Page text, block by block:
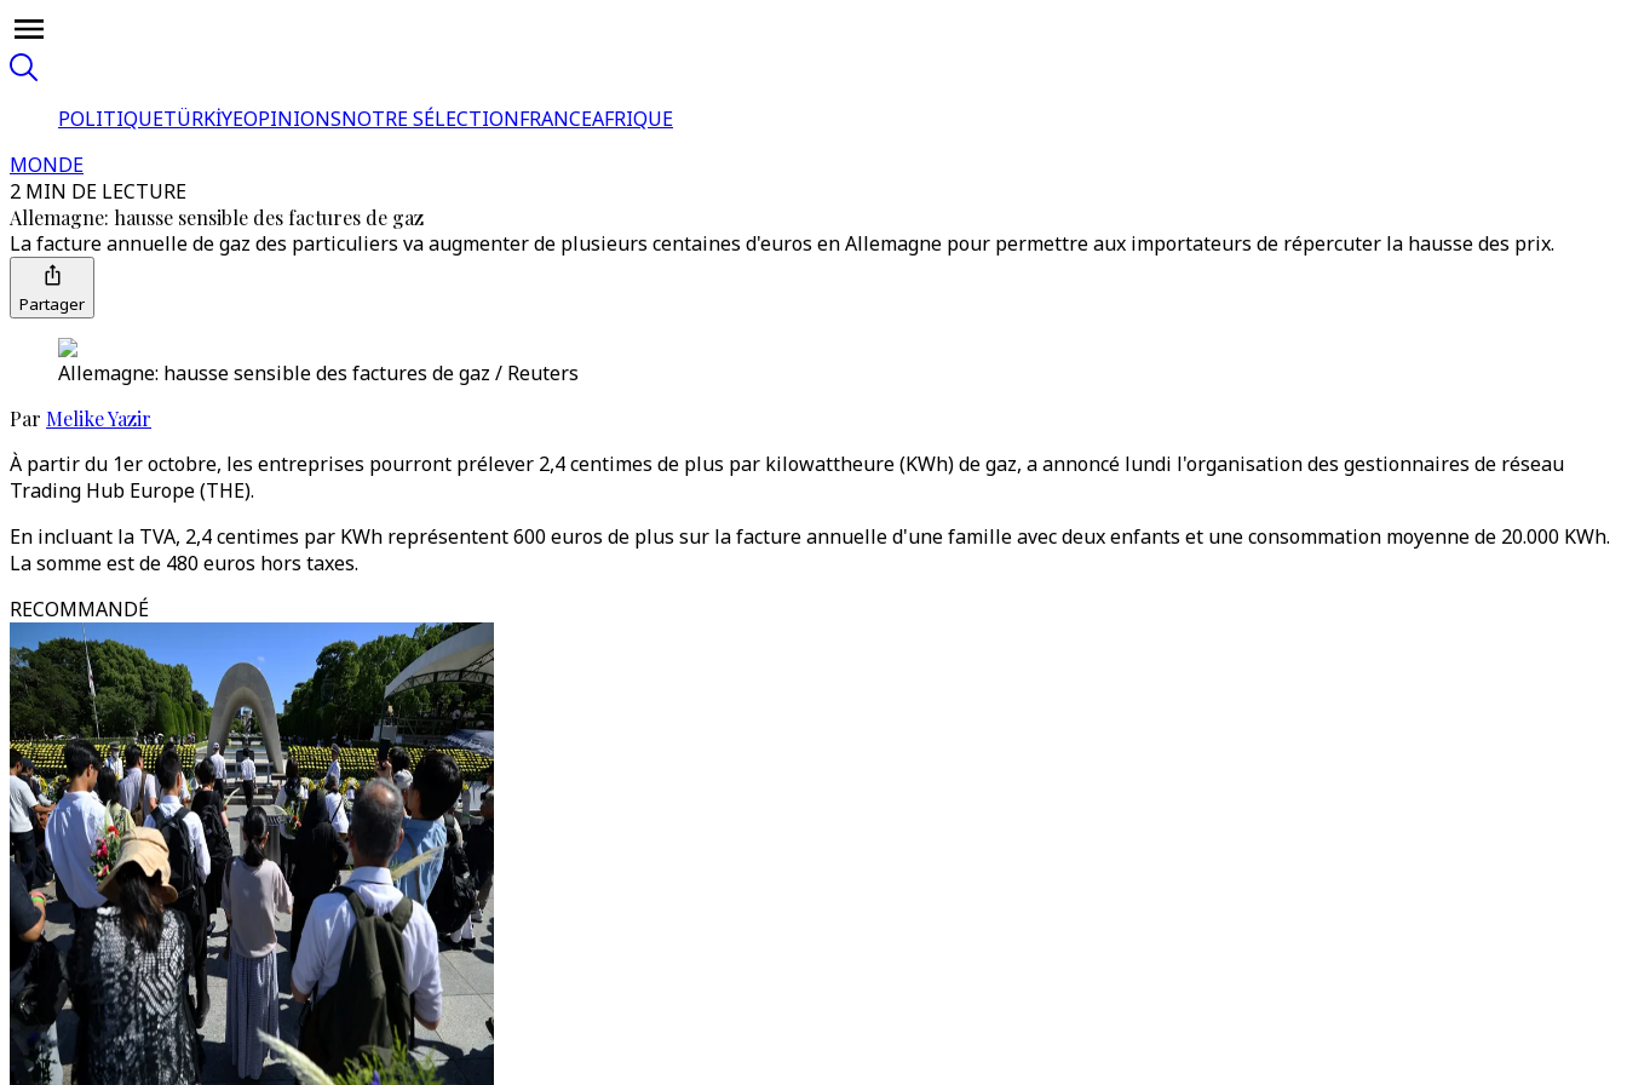
POLITIQUETÜRKİYEOPINIONSNOTRE SÉLECTIONFRANCEAFRIQUE
MONDE
2 MIN DE LECTURE
Allemagne: hausse sensible des factures de gaz
La facture annuelle de gaz des particuliers va augmenter de plusieurs centaines d'euros en Allemagne pour permettre aux importateurs de répercuter la hausse des prix.
Partager
Allemagne: hausse sensible des factures de gaz / Reuters
Par Melike Yazir
À partir du 1er octobre, les entreprises pourront prélever 2,4 centimes de plus par kilowattheure (KWh) de gaz, a annoncé lundi l'organisation des gestionnaires de réseau
Trading Hub Europe (THE).
En incluant la TVA, 2,4 centimes par KWh représentent 600 euros de plus sur la facture annuelle d'une famille avec deux enfants et une consommation moyenne de 20.000 KWh.
La somme est de 480 euros hors taxes.
RECOMMANDÉ